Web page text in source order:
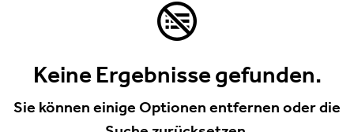
Mood Evo
Traceline System
Keine Ergebnisse gefunden.
Sie können einige Optionen entfernen oder die